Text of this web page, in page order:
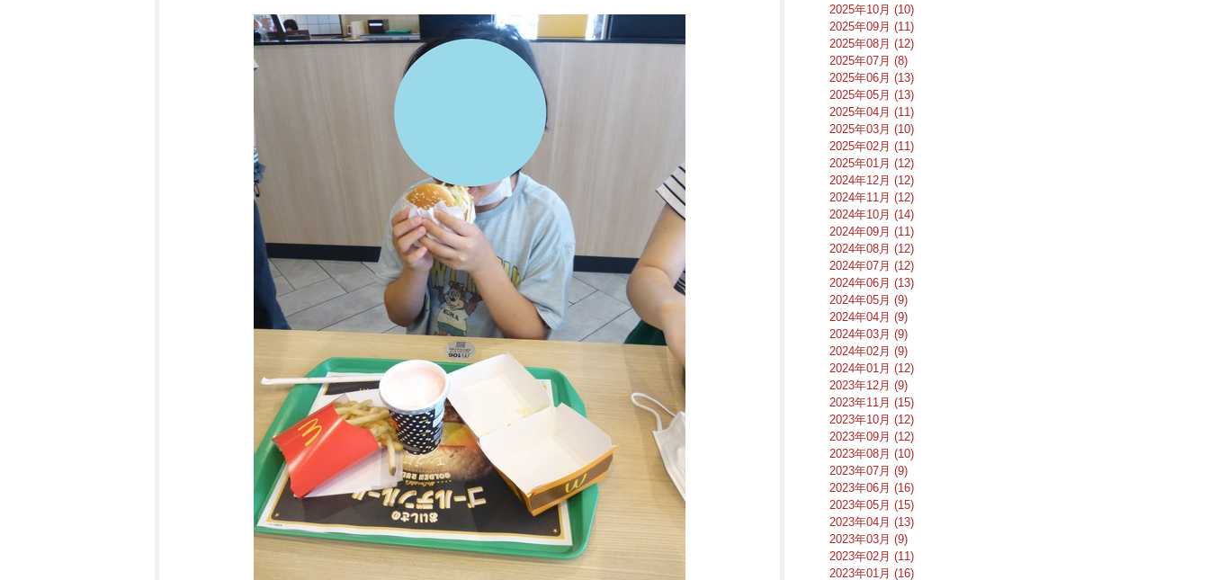
2025年10月 (10)
2025年09月 (11)
2025年08月 (12)
2025年07月 (8)
2025年06月 (13)
2025年05月 (13)
2025年04月 (11)
2025年03月 (10)
2025年02月 (11)
2025年01月 (12)
2024年12月 (12)
2024年11月 (12)
2024年10月 (14)
2024年09月 (11)
2024年08月 (12)
2024年07月 (12)
2024年06月 (13)
2024年05月 (9)
2024年04月 (9)
2024年03月 (9)
2024年02月 (9)
2024年01月 (12)
2023年12月 (9)
2023年11月 (15)
2023年10月 (12)
2023年09月 (12)
2023年08月 (10)
2023年07月 (9)
2023年06月 (16)
2023年05月 (15)
2023年04月 (13)
2023年03月 (9)
2023年02月 (11)
2023年01月 (16)